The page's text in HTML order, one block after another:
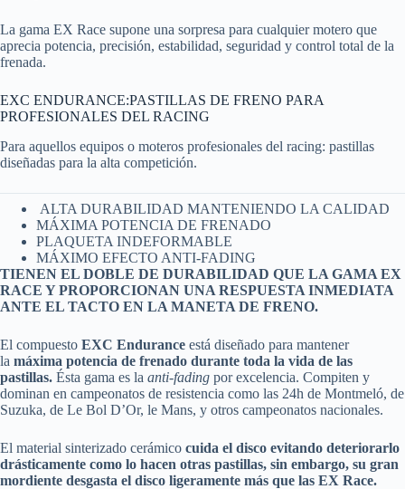
La gama EX Race supone una sorpresa para cualquier motero que
aprecia potencia, precisión, estabilidad, seguridad y control total de la
frenada.
EXC ENDURANCE:PASTILLAS DE FRENO PARA
PROFESIONALES DEL RACING
Para aquellos equipos o moteros profesionales del racing: pastillas
diseñadas para la alta competición.
ALTA DURABILIDAD MANTENIENDO LA CALIDAD
MÁXIMA POTENCIA DE FRENADO
PLAQUETA INDEFORMABLE
MÁXIMO EFECTO ANTI-FADING
TIENEN EL DOBLE DE DURABILIDAD QUE LA GAMA EX
RACE Y PROPORCIONAN UNA RESPUESTA INMEDIATA
ANTE EL TACTO EN LA MANETA DE FRENO.
El compuesto EXC Endurance está diseñado para mantener
la máxima potencia de frenado durante toda la vida de las
pastillas. Ésta gama es la anti-fading por excelencia. Compiten y
dominan en campeonatos de resistencia como las 24h de Montmeló, de
Suzuka, de Le Bol D’Or, le Mans, y otros campeonatos nacionales.
El material sinterizado cerámico cuida el disco evitando deteriorarlo
drásticamente como lo hacen otras pastillas, sin embargo, su gran
mordiente desgasta el disco ligeramente más que las EX Race.